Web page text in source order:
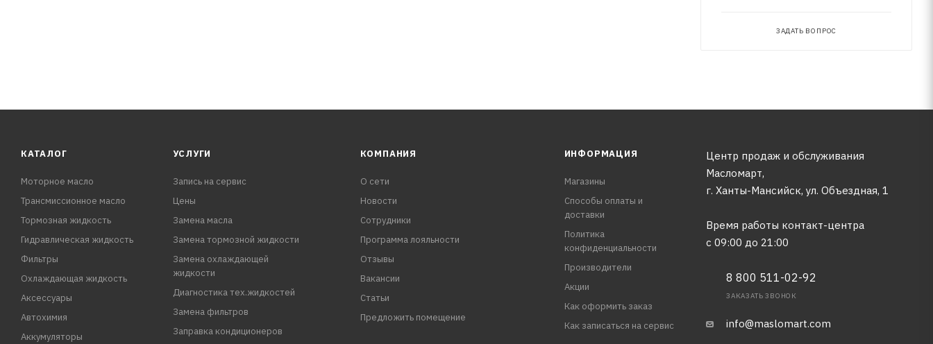
ЗАДАТЬ ВОПРОС
КАТАЛОГ
Моторное масло
Трансмиссионное масло
Тормозная жидкость
Гидравлическая жидкость
Фильтры
Охлаждающая жидкость
Аксессуары
Автохимия
Аккумуляторы
УСЛУГИ
Запись на сервис
Цены
Замена масла
Замена тормозной жидкости
Замена охлаждающей
жидкости
Диагностика тех.жидкостей
Замена фильтров
Заправка кондиционеров
КОМПАНИЯ
О сети
Новости
Сотрудники
Программа лояльности
Отзывы
Вакансии
Статьи
Предложить помещение
ИНФОРМАЦИЯ
Магазины
Способы оплаты и
доставки
Политика
конфиденциальности
Производители
Акции
Как оформить заказ
Как записаться на сервис
Центр продаж и обслуживания
Масломарт,
г. Ханты-Мансийск, ул. Объездная, 1
Время работы контакт-центра
с 09:00 до 21:00
8 800 511-02-92
ЗАКАЗАТЬ ЗВОНОК
info@maslomart.com